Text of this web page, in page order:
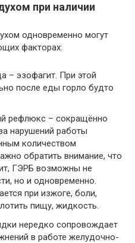
при наличии
одновременно могут
факторах:
– эзофагит. При этой
после еды горло будто
рефлюкс – сокращённо
нарушений работы
количеством
обратить внимание, что
ГЭРБ возможны не
но и одновременно.
при изжоге, боли,
пищу, жидкость.
нередко сопровождает
в работе желудочно-